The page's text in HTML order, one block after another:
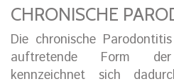
CHRONISCHE
Die chronische
auftretende Form
kennzeichnet sich